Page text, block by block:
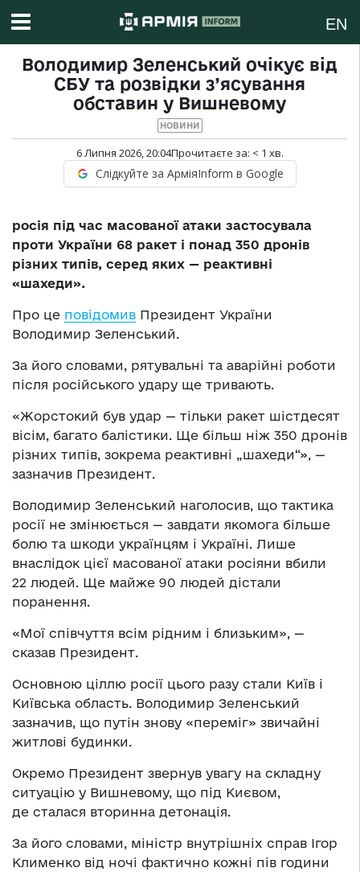
EN
Володимир Зеленський очікує від
СБУ та розвідки з’ясування
обставин у Вишневому
НОВИНИ
6 Липня 2026, 20:04Прочитаєте за: < 1 хв.
Слідкуйте за АрміяInform в Google
росія під час масованої атаки застосувала
проти України 68 ракет і понад 350 дронів
різних типів, серед яких — реактивні
«шахеди».
Про це повідомив Президент України
Володимир Зеленський.
За його словами, рятувальні та аварійні роботи
після російського удару ще тривають.
«Жорстокий був удар — тільки ракет шістдесят
вісім, багато балістики. Ще більш ніж 350 дронів
різних типів, зокрема реактивні „шахеди“», —
зазначив Президент.
Володимир Зеленський наголосив, що тактика
росії не змінюється — завдати якомога більше
болю та шкоди українцям і Україні. Лише
внаслідок цієї масованої атаки росіяни вбили
22 людей. Ще майже 90 людей дістали
поранення.
«Мої співчуття всім рідним і близьким», —
сказав Президент.
Основною ціллю росії цього разу стали Київ і
Київська область. Володимир Зеленський
зазначив, що путін знову «переміг» звичайні
житлові будинки.
Окремо Президент звернув увагу на складну
ситуацію у Вишневому, що під Києвом,
де сталася вторинна детонація.
За його словами, міністр внутрішніх справ Ігор
Клименко від ночі фактично кожні пів години